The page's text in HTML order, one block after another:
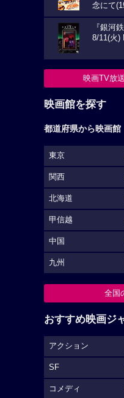
念にて
『銀河
8/11(火)
映画TV放
映画館を探す
都道府県から映画館
東京
関西
北海道
甲信越
中国
九州
全国
おすすめ映画ジ
アクション
SF
コメディ